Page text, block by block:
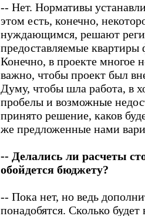
-- Нет. Нормативы
этом есть, конечно,
нуждающимся, решают
предоставляемые
Конечно, в проекте многое
важно, чтобы проект был
Думу, чтобы шла работа, в
пробелы и возможные
принято решение, каков
же предложенные нами
-- Делались ли расчеты
обойдется бюджету?
-- Пока нет, но ведь
понадобятся. Сколько